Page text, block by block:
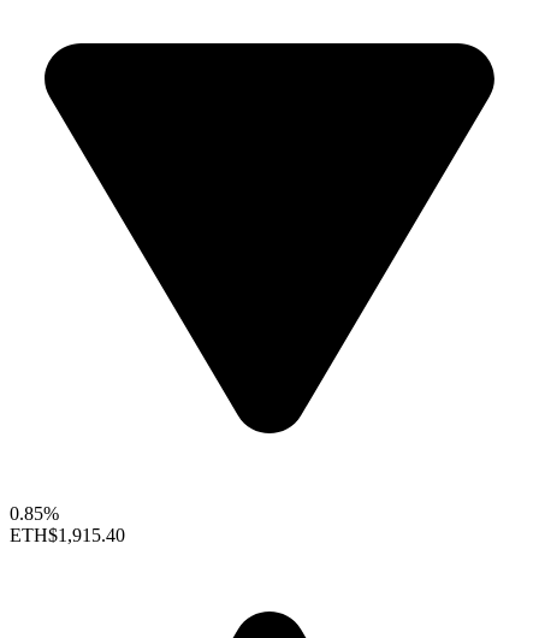
0.85%
ETH$1,915.40